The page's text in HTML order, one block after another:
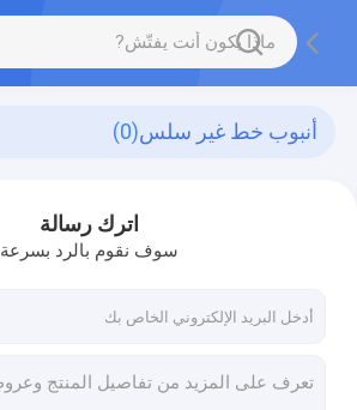
أنبوب خط غير سلس(0)
اترك رسالة
سوف نقوم بالرد بسرعة